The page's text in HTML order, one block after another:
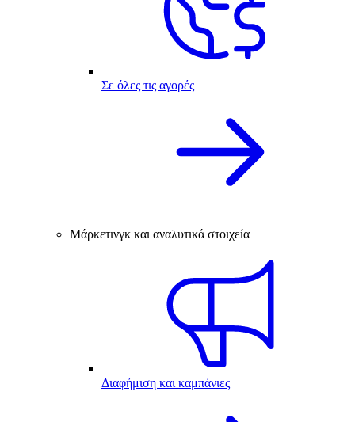
Σε όλες τις αγορές
Μάρκετινγκ και αναλυτικά στοιχεία
Διαφήμιση και καμπάνιες